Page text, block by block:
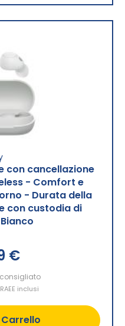
con cancellazione
- Comfort e
- Durata della
con custodia di
€
inclusi